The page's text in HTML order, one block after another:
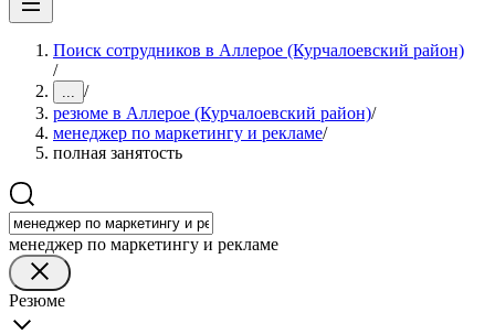
Поиск сотрудников в Аллерое (Курчалоевский район)
/
... /
резюме в Аллерое (Курчалоевский район)/
менеджер по маркетингу и рекламе/
полная занятость
менеджер по маркетингу и рекламе
Резюме